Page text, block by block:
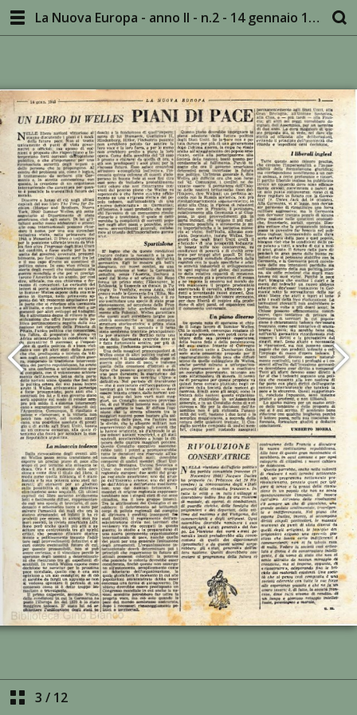
La Nuova Europa - anno II - n.2 - 14 gennaio 1945
3 / 12